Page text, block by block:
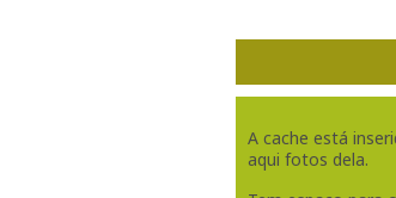
A cache está
aqui fotos dela.